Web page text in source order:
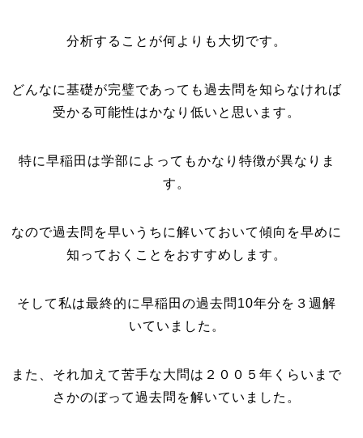
分析することが何よりも大切です。
どんなに基礎が完璧であっても過去問を知らなければ
受かる可能性はかなり低いと思います。
特に早稲田は学部によってもかなり特徴が異なりま
す。
なので過去問を早いうちに解いておいて傾向を早めに
知っておくことをおすすめします。
そして私は最終的に早稲田の過去問10年分を３週解
いていました。
また、それ加えて苦手な大問は２００５年くらいまで
さかのぼって過去問を解いていました。